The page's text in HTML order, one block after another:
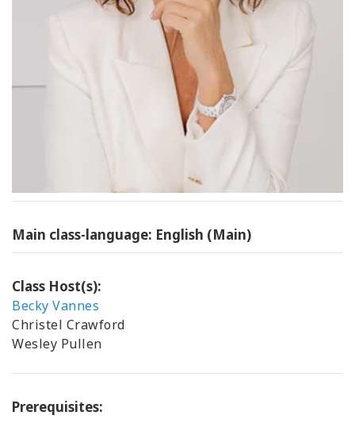
Main class-language: English (Main)
Class Host(s):
Becky Vannes
Christel Crawford
Wesley Pullen
Prerequisites: